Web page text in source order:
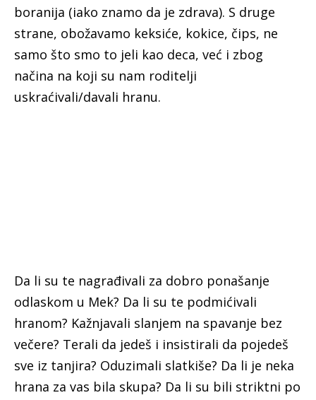
boranija (iako znamo da je zdrava). S druge
strane, obožavamo keksiće, kokice, čips, ne
samo što smo to jeli kao deca, već i zbog
načina na koji su nam roditelji
uskraćivali/davali hranu.
Da li su te nagrađivali za dobro ponašanje
odlaskom u Mek? Da li su te podmićivali
hranom? Kažnjavali slanjem na spavanje bez
večere? Terali da jedeš i insistirali da pojedeš
sve iz tanjira? Oduzimali slatkiše? Da li je neka
hrana za vas bila skupa? Da li su bili striktni po